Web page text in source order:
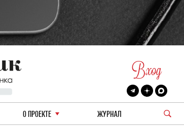
Вход
О ПРОЕКТЕ ЖУРНАЛ